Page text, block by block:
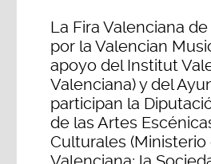
La Fira Valenciana
por la Valencian
apoyo del Institut
Valenciana) y del
participan la
de las Artes
Culturales